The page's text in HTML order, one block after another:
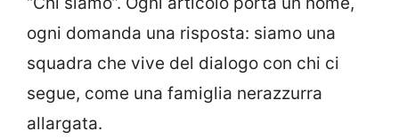
ogni domanda una risposta: siamo una
squadra che vive del dialogo con chi ci
segue, come una famiglia nerazzurra
allargata.